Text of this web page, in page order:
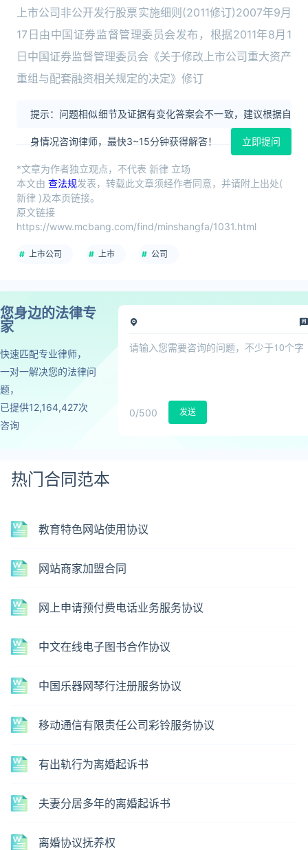
上市公司非公开发行股票实施细则(2011修订)2007年9月
17日由中国证券监督管理委员会发布，根据2011年8月1
日中国证券监督管理委员会《关于修改上市公司重大资产
重组与配套融资相关规定的决定》修订
提示：问题相似细节及证据有变化答案会不一致，建议根据自
身情况咨询律师，最快3~15分钟获得解答！ 立即提问
*文章为作者独立观点，不代表 新律 立场
本文由 查法规发表，转载此文章须经作者同意，并请附上出处(
新律 )及本页链接。
原文链接
https://www.mcbang.com/find/minshangfa/1031.html
上市公司 上市 公司
您身边的法律专
家
快速匹配专业律师，
一对一解决您的法律问
题，
已提供12,164,427次
咨询
0/500 发送
热门合同范本
教育特色网站使用协议
网站商家加盟合同
网上申请预付费电话业务服务协议
中文在线电子图书合作协议
中国乐器网琴行注册服务协议
移动通信有限责任公司彩铃服务协议
有出轨行为离婚起诉书
夫妻分居多年的离婚起诉书
离婚协议抚养权